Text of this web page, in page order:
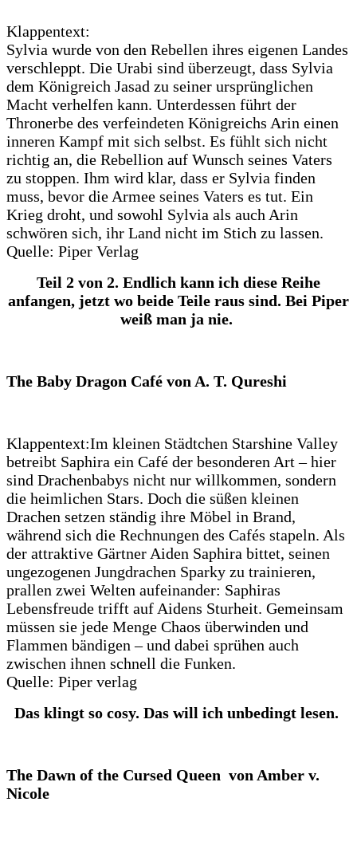
Klappentext:
Sylvia wurde von den Rebellen ihres eigenen Landes
verschleppt. Die Urabi sind überzeugt, dass Sylvia
dem Königreich Jasad zu seiner ursprünglichen
Macht verhelfen kann. Unterdessen führt der
Thronerbe des verfeindeten Königreichs Arin einen
inneren Kampf mit sich selbst. Es fühlt sich nicht
richtig an, die Rebellion auf Wunsch seines Vaters
zu stoppen. Ihm wird klar, dass er Sylvia finden
muss, bevor die Armee seines Vaters es tut. Ein
Krieg droht, und sowohl Sylvia als auch Arin
schwören sich, ihr Land nicht im Stich zu lassen.
Quelle: Piper Verlag
Teil 2 von 2. Endlich kann ich diese Reihe
anfangen, jetzt wo beide Teile raus sind. Bei Piper
weiß man ja nie.
The Baby Dragon Café von A. T. Qureshi
Klappentext:Im kleinen Städtchen Starshine Valley
betreibt Saphira ein Café der besonderen Art – hier
sind Drachenbabys nicht nur willkommen, sondern
die heimlichen Stars. Doch die süßen kleinen
Drachen setzen ständig ihre Möbel in Brand,
während sich die Rechnungen des Cafés stapeln. Als
der attraktive Gärtner Aiden Saphira bittet, seinen
ungezogenen Jungdrachen Sparky zu trainieren,
prallen zwei Welten aufeinander: Saphiras
Lebensfreude trifft auf Aidens Sturheit. Gemeinsam
müssen sie jede Menge Chaos überwinden und
Flammen bändigen – und dabei sprühen auch
zwischen ihnen schnell die Funken.
Quelle: Piper verlag
Das klingt so cosy. Das will ich unbedingt lesen.
The Dawn of the Cursed Queen von Amber v.
Nicole